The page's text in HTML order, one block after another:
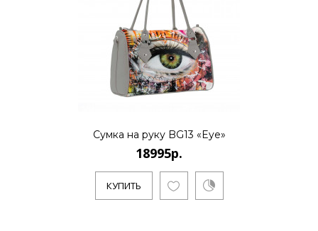
..
КУПИТЬ
18995р.
..
Сумка на руку BG13 «Eye»
18995р.
КУПИТЬ